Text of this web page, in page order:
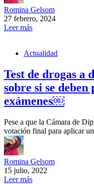
Romina Gelsom
27 febrero, 2024
Leer más
Actualidad
Test de drogas a
sobre si se
exámenes￼
Pese a que la Cámara de
votación final para aplicar
Romina Gelsom
15 julio, 2022
Leer más